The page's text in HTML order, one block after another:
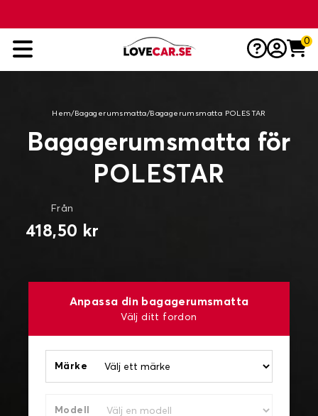
0
Hem/Bagagerumsmatta/ Bagagerumsmatta POLESTAR
Bagagerumsmatta för
POLESTAR
Från
418,50 kr
Anpassa din bagagerumsmatta
Välj ditt fordon
Märke
Modell